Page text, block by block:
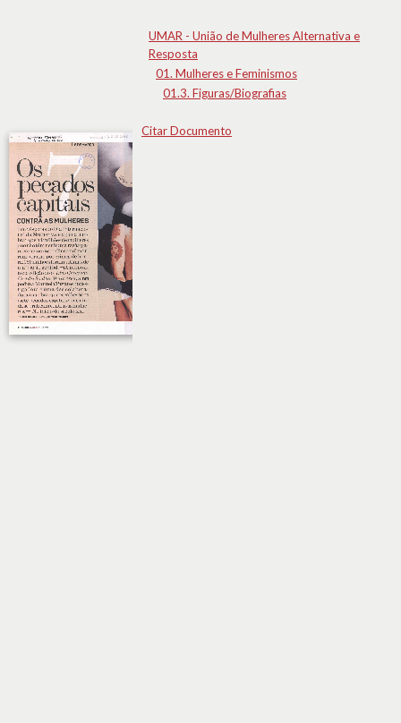
UMAR - União de Mulheres Alternativa e
Resposta
01. Mulheres e Feminismos
01.3. Figuras/Biografias
Citar Documento